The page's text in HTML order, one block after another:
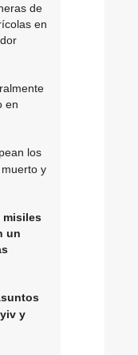
de
en
en
los
y
misiles
un
y